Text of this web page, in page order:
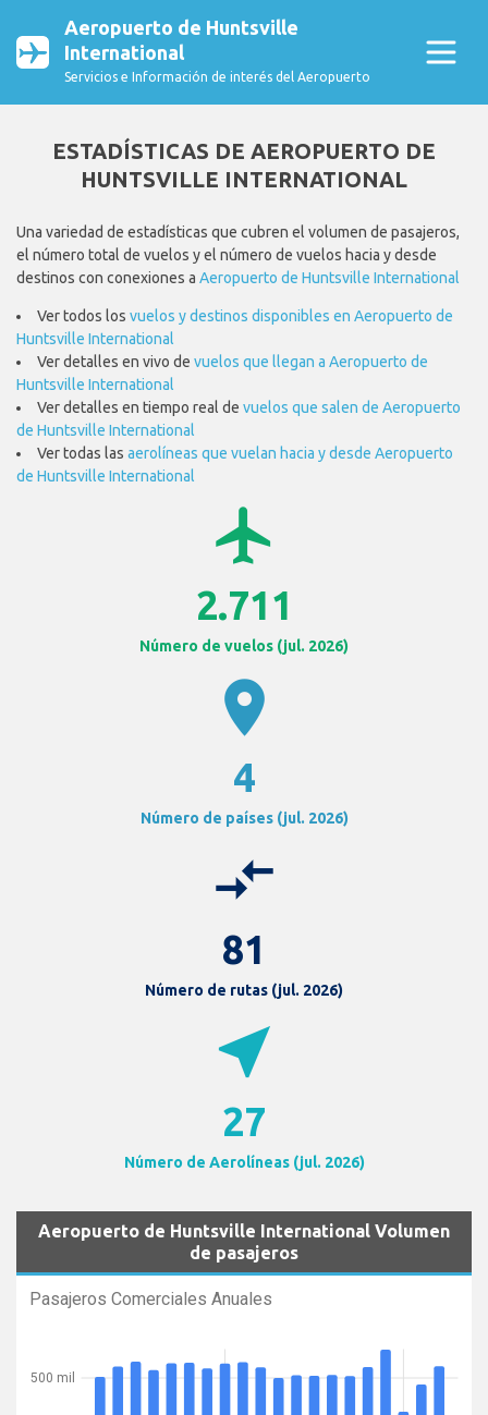
Aeropuerto de Huntsville
International
Servicios e Información de interés del Aeropuerto
ESTADÍSTICAS DE AEROPUERTO DE
HUNTSVILLE INTERNATIONAL
Una variedad de estadísticas que cubren el volumen de pasajeros,
el número total de vuelos y el número de vuelos hacia y desde
destinos con conexiones a Aeropuerto de Huntsville International
Ver todos los vuelos y destinos disponibles en Aeropuerto de
Huntsville International
Ver detalles en vivo de vuelos que llegan a Aeropuerto de
Huntsville International
Ver detalles en tiempo real de vuelos que salen de Aeropuerto
de Huntsville International
Ver todas las aerolíneas que vuelan hacia y desde Aeropuerto
de Huntsville International
airplanemode_active
2.711
Número de vuelos (jul. 2026)
location_on
4
Número de países (jul. 2026)
compare_arrows
81
Número de rutas (jul. 2026)
near_me
27
Número de Aerolíneas (jul. 2026)
Aeropuerto de Huntsville International Volumen
de pasajeros
Pasajeros Comerciales Anuales
500 mil